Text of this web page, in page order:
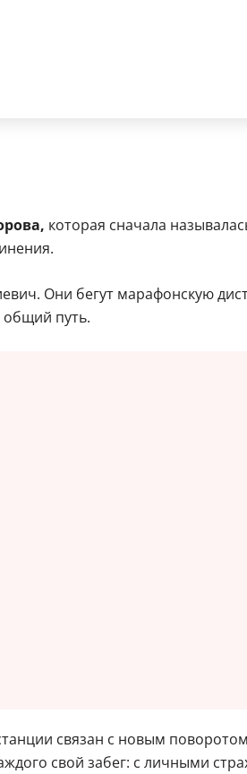
которая сначала
Они бегут марафонскую
общий путь.
связан с новым
свой забег: с личными